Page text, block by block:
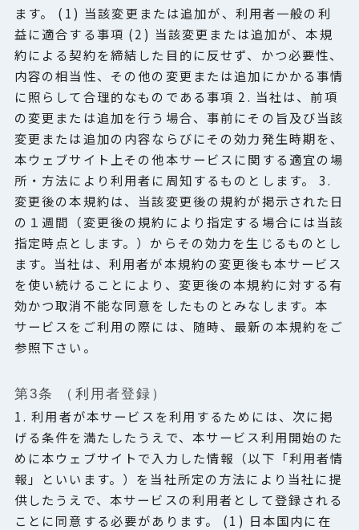
ます。 (1) 当該変更または追加が、利用者一般の利
益に適合する事項 (2) 当該変更または追加が、本規
約による契約を締結した目的に反せず、かつ必要性、
内容の相当性、その他の変更または追加にかかる事情
に照らして合理的なものである事項 2. 当社は、前項
の変更または追加を行う場合、事前にその旨及び当該
変更または追加の内容ならびにその効力発生時期を、
本ウェブサイト上その他本サービスに関する適宜の場
所・方法により利用者に周知するものとします。 3.
変更後の本規約は、当該変更後の規約が掲示された日
の１週間（変更後の規約により指定する場合には当該
指定時点とします。）からその効力を生じるものとし
ます。当社は、利用者が本規約の変更後も本サービス
を使い続けることにより、変更後の本規約に対する有
効かつ取消不能な同意をしたものとみなします。本
サービスをご利用の際には、随時、最新の本規約をご
参照下さい。
第3条 （利用者登録）
1. 利用者が本サービスを利用するためには、次に掲
げる条件を満たしたうえで、本サービス利用開始のた
めに本ウェブサイトで入力した情報（以下「利用者情
報」といいます。）を当社所定の方法により当社に提
供したうえで、本サービスの利用者として登録される
ことに同意する必要があります。 (1) 日本国内に在